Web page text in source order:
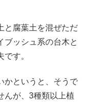
と腐葉土を混ぜただ
ブッシュ系の台木と
す。
かというと、そうで
んが、3種類以上植